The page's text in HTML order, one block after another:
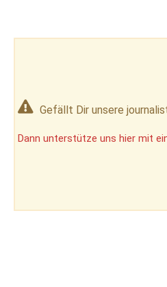
Gefällt Dir unsere
Dann unterstütze uns hier mit